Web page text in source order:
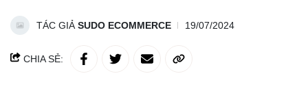
TÁC GIẢ SUDO ECOMMERCE 19/07/2024
CHIA SẺ: